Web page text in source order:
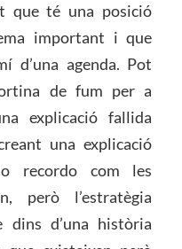
que té una posició
important i que
d’una agenda. Pot
de fum per a
explicació fallida
una explicació
recordo com les
però l’estratègia
dins d’una història